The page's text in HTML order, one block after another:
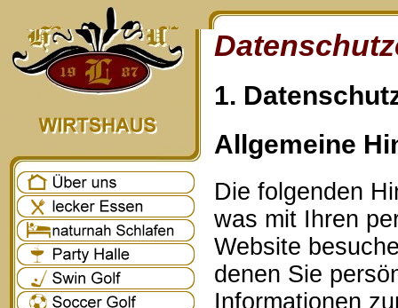
1.
Allgemeine
Die folgenden
was mit Ihren
Website
denen Sie
Informationen